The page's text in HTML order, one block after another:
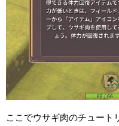
ここでウサギ肉のチュート